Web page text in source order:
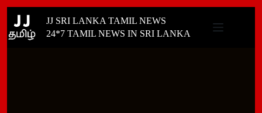
content
JJ SRI LANKA TAMIL NEWS
24*7 TAMIL NEWS IN SRI LANKA